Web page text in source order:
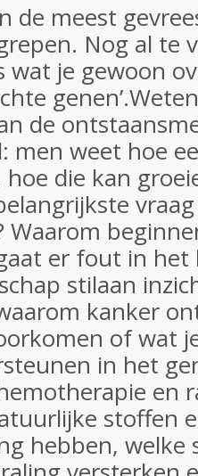
de meest
Nog al te
wat je gewoon
de
men weet hoe
die kan
Waarom
er fout in het
stilaan
kanker
of wat
in het
en
stoffen
hebben, welke